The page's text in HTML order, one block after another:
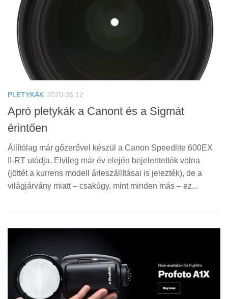
PLETYKÁK 2020.05.12
Apró pletykák a Canont és a Sigmát
érintően
Állítólag már gőzerővel készül a Canon Speedlite 600EX
II-RT utódja. Elvileg már év elején bejelentették volna
(jöttét a kurrens modell árleszállításai is jelezték), de a
világjárvány miatt – csakúgy, mint minden más – ez...